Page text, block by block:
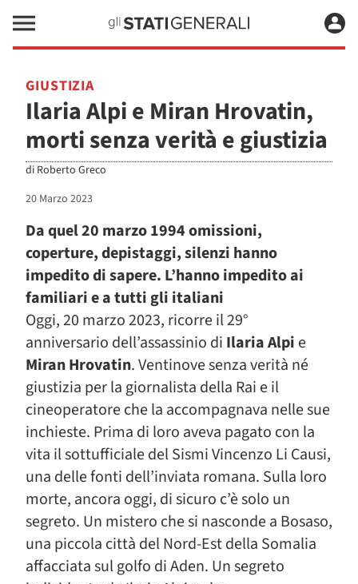
GIUSTIZIA
Ilaria Alpi e Miran Hrovatin,
morti senza verità e giustizia
di Roberto Greco
20 Marzo 2023
Da quel 20 marzo 1994 omissioni,
coperture, depistaggi, silenzi hanno
impedito di sapere. L’hanno impedito ai
familiari e a tutti gli italiani
Oggi, 20 marzo 2023, ricorre il 29°
anniversario dell’assassinio di Ilaria Alpi e
Miran Hrovatin. Ventinove senza verità né
giustizia per la giornalista della Rai e il
cineoperatore che la accompagnava nelle sue
inchieste. Prima di loro aveva pagato con la
vita il sottufficiale del Sismi Vincenzo Li Causi,
una delle fonti dell’inviata romana. Sulla loro
morte, ancora oggi, di sicuro c’è solo un
segreto. Un mistero che si nasconde a Bosaso,
una piccola città del Nord-Est della Somalia
affacciata sul golfo di Aden. Un segreto